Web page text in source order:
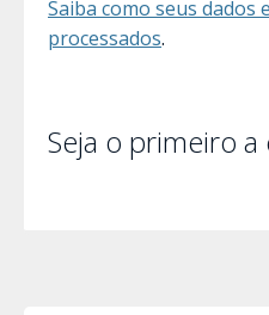
Saiba como seus dados
processados.
Seja o primeiro